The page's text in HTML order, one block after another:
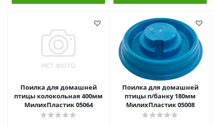
Поилка для домашней
птицы колокольная 400мм
МилихПластик 05064
Поилка для домашней
птицы п/банку 180мм
МилихПластик 05008